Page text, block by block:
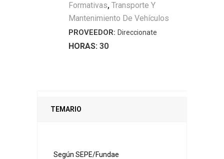
quantity
Formativas, Transporte Y
Mantenimiento De Vehículos
PROVEEDOR: Direccionate
HORAS: 30
TEMARIO
Según SEPE/Fundae